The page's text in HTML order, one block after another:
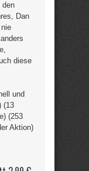
den
Dan
diese
und
(13
(253
Aktion)